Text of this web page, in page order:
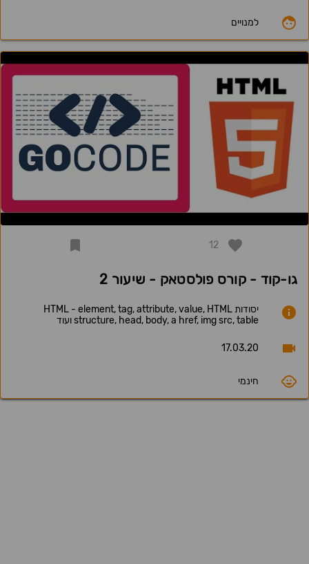
למנויים
12
גו-קוד - קורס פולסטאק - שיעור 2
יסודות HTML - element, tag, attribute, value, HTML
structure, head, body, a href, img src, table ועוד
17.03.20
חינמי